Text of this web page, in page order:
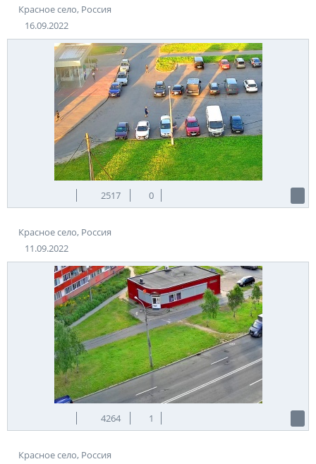
Красное село, Россия
16.09.2022
2517 0
Красное село, Россия
11.09.2022
4264 1
Красное село, Россия